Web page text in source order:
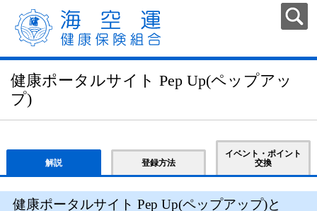
健康ポータルサイト Pep Up(ペップアッ
プ)
解説 登録方法
イベント・ポイント
交換
健康ポータルサイト Pep Up(ペップアップ)と